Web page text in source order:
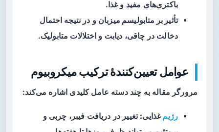
باکتری‌های مفید و غذا.
تأثیر بر متابولیسم میزبان و در نتیجه احتمال
دخالت در چاقی، دیابت و اختلالات متابولیک.
عوامل تعیین‌کنندهٔ ترکیب میکروبیوم
مرورگر مقاله به چند دسته عامل کلیدی اشاره می‌کند:
رژیمغذایی: تغییر در دریافت فیبر، چربی و